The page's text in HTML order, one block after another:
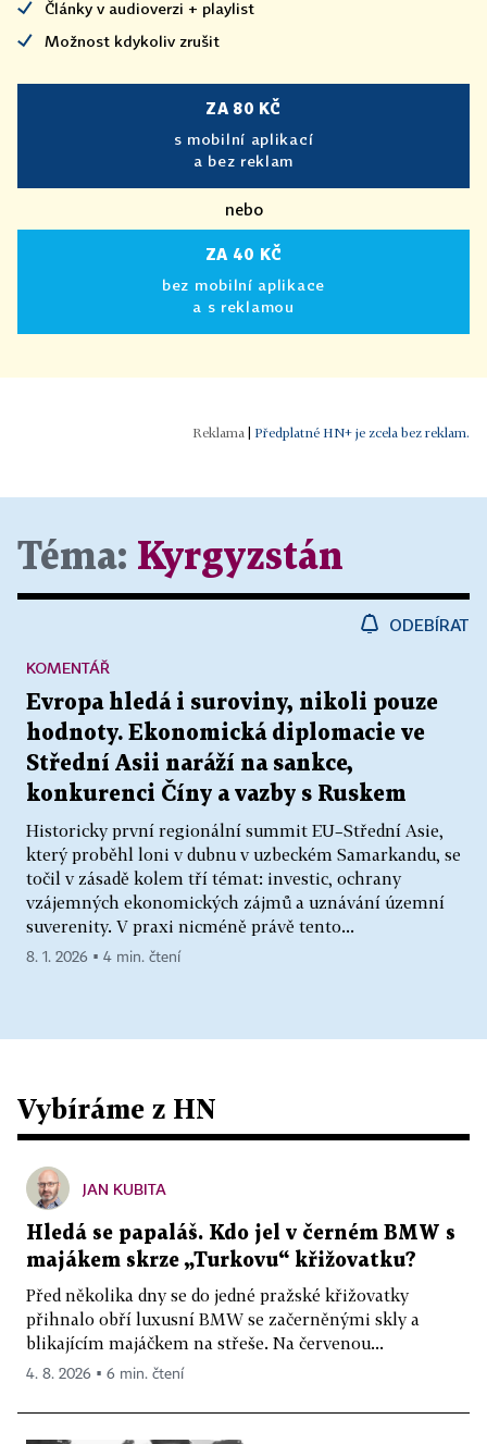
Články v audioverzi + playlist
Možnost kdykoliv zrušit
ZA 80 KČ
s mobilní aplikací
a bez reklam
nebo
ZA 40 KČ
bez mobilní aplikace
a s reklamou
Předplatné HN+ je zcela bez reklam.
Téma: Kyrgyzstán
ODEBÍRAT
Evropa hledá i suroviny, nikoli pouze
hodnoty. Ekonomická diplomacie ve
Střední Asii naráží na sankce,
konkurenci Číny a vazby s Ruskem
Historicky první regionální summit EU–Střední Asie,
který proběhl loni v dubnu v uzbeckém Samarkandu, se
točil v zásadě kolem tří témat: investic, ochrany
vzájemných ekonomických zájmů a uznávání územní
suverenity. V praxi nicméně právě tento...
KOMENTÁŘ
8. 1. 2026 ▪ 4 min. čtení
Vybíráme z HN
JAN KUBITA
Hledá se papaláš. Kdo jel v černém BMW s
majákem skrze „Turkovu“ křižovatku?
Před několika dny se do jedné pražské křižovatky
přihnalo obří luxusní BMW se začerněnými skly a
blikajícím majáčkem na střeše. Na červenou...
4. 8. 2026 ▪ 6 min. čtení